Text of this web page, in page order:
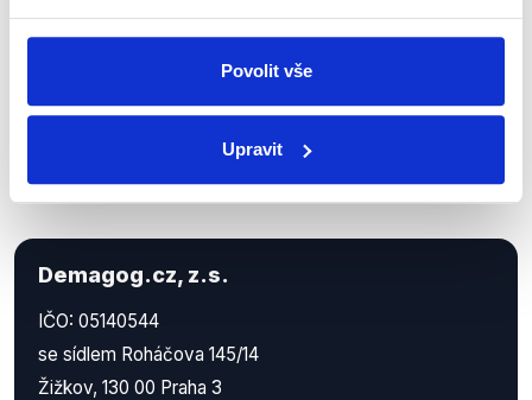
Povolit vše
Upravit
práci.
Demagog.cz, z.s.
IČO: 05140544
se sídlem Roháčova 145/14
Žižkov, 130 00 Praha 3